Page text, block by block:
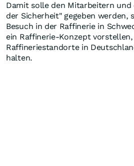
Damit solle den Mitarbeitern und
der Sicherheit" gegeben werden,
Besuch in der Raffinerie in
ein Raffinerie-Konzept
Raffineriestandorte in
halten.